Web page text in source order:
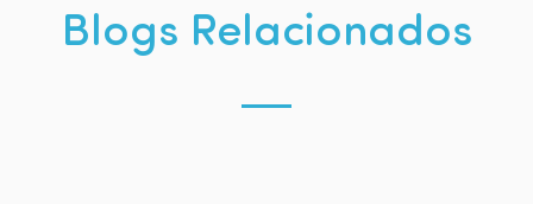
Blogs Relacionados